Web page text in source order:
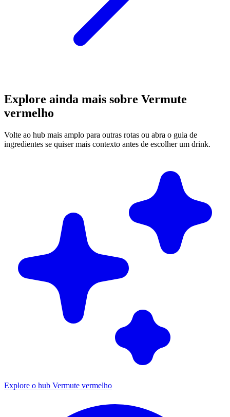
Explore ainda mais sobre Vermute
vermelho
Volte ao hub mais amplo para outras rotas ou abra o guia de
ingredientes se quiser mais contexto antes de escolher um drink.
Explore o hub Vermute vermelho